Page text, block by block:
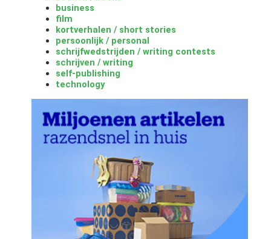
business
film
kortverhalen / short stories
persoonlijk / personal
schrijfwedstrijden / writing contests
schrijven / writing
self-publishing
technology